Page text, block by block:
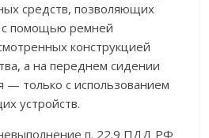
средств, позволяющих
с помощью ремней
конструкцией
а на переднем сидении
— только с использованием
устройств.
п. 22.9 ПДД РФ